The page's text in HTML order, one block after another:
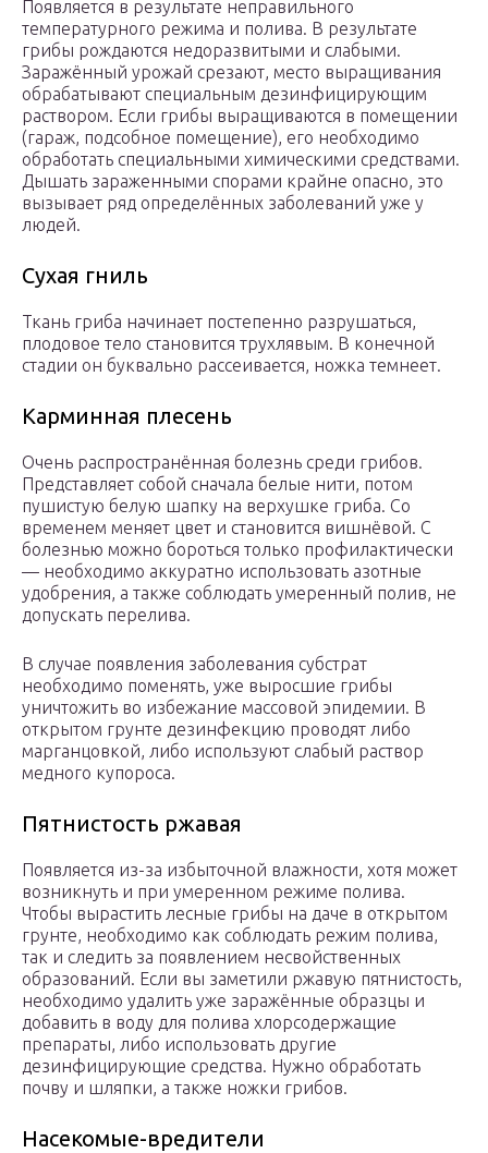
Появляется в результате неправильного
температурного режима и полива. В результате
грибы рождаются недоразвитыми и слабыми.
Заражённый урожай срезают, место выращивания
обрабатывают специальным дезинфицирующим
раствором. Если грибы выращиваются в помещении
(гараж, подсобное помещение), его необходимо
обработать специальными химическими средствами.
Дышать зараженными спорами крайне опасно, это
вызывает ряд определённых заболеваний уже у
людей.
Сухая гниль
Ткань гриба начинает постепенно разрушаться,
плодовое тело становится трухлявым. В конечной
стадии он буквально рассеивается, ножка темнеет.
Карминная плесень
Очень распространённая болезнь среди грибов.
Представляет собой сначала белые нити, потом
пушистую белую шапку на верхушке гриба. Со
временем меняет цвет и становится вишнёвой. С
болезнью можно бороться только профилактически
— необходимо аккуратно использовать азотные
удобрения, а также соблюдать умеренный полив, не
допускать перелива.
В случае появления заболевания субстрат
необходимо поменять, уже выросшие грибы
уничтожить во избежание массовой эпидемии. В
открытом грунте дезинфекцию проводят либо
марганцовкой, либо используют слабый раствор
медного купороса.
Пятнистость ржавая
Появляется из-за избыточной влажности, хотя может
возникнуть и при умеренном режиме полива.
Чтобы вырастить лесные грибы на даче в открытом
грунте, необходимо как соблюдать режим полива,
так и следить за появлением несвойственных
образований. Если вы заметили ржавую пятнистость,
необходимо удалить уже заражённые образцы и
добавить в воду для полива хлорсодержащие
препараты, либо использовать другие
дезинфицирующие средства. Нужно обработать
почву и шляпки, а также ножки грибов.
Насекомые-вредители